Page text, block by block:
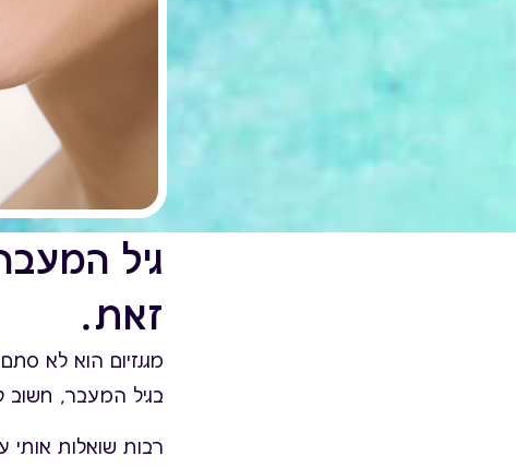
גיל
זאת.
מגנזיום הוא לא
בגיל המעבר, חשוב
רבות שואלות אותי